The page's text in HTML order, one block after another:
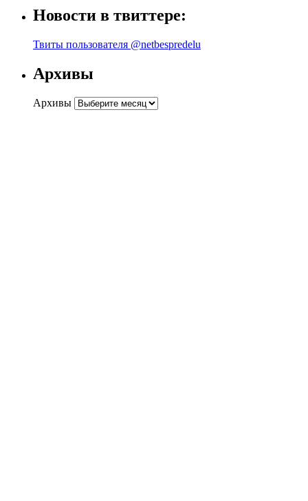
Новости в твиттере:
Твиты пользователя @netbespredelu
Архивы
Архивы